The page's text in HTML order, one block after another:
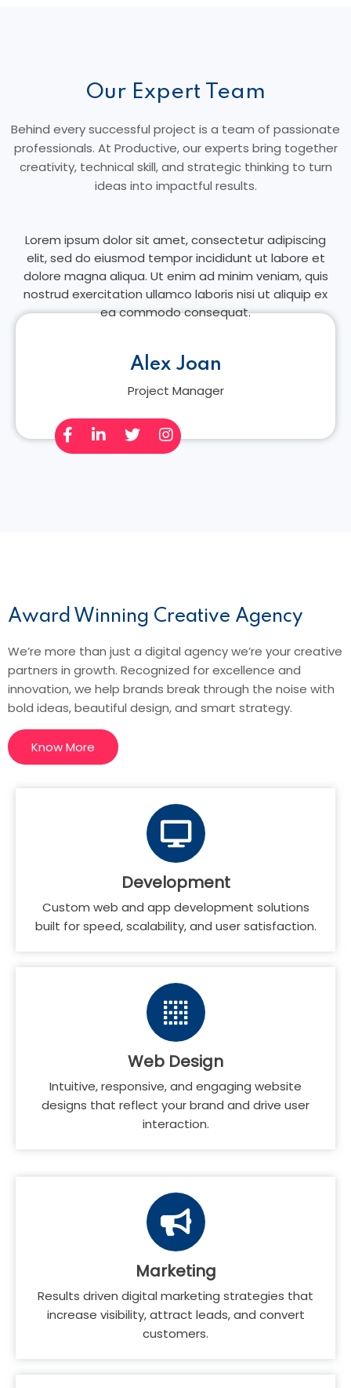
Our Expert Team
Behind every successful project is a team of passionate
professionals. At Productive, our experts bring together
creativity, technical skill, and strategic thinking to turn
ideas into impactful results.
Lorem ipsum dolor sit amet, consectetur adipiscing
elit, sed do eiusmod tempor incididunt ut labore et
dolore magna aliqua. Ut enim ad minim veniam, quis
nostrud exercitation ullamco laboris nisi ut aliquip ex
ea commodo consequat.
Alex Joan
Project Manager
Award Winning Creative Agency
We’re more than just a digital agency we’re your creative
partners in growth. Recognized for excellence and
innovation, we help brands break through the noise with
bold ideas, beautiful design, and smart strategy.
Know More
Development
Custom web and app development solutions
built for speed, scalability, and user satisfaction.
Web Design
Intuitive, responsive, and engaging website
designs that reflect your brand and drive user
interaction.
Marketing
Results driven digital marketing strategies that
increase visibility, attract leads, and convert
customers.